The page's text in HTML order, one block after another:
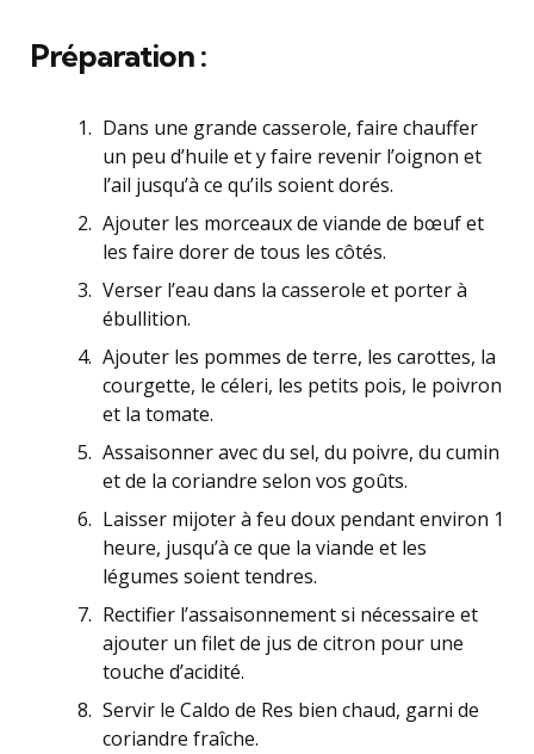
Préparation :
Dans une grande casserole, faire chauffer
un peu d’huile et y faire revenir l’oignon et
l’ail jusqu’à ce qu’ils soient dorés.
Ajouter les morceaux de viande de bœuf et
les faire dorer de tous les côtés.
Verser l’eau dans la casserole et porter à
ébullition.
Ajouter les pommes de terre, les carottes, la
courgette, le céleri, les petits pois, le poivron
et la tomate.
Assaisonner avec du sel, du poivre, du cumin
et de la coriandre selon vos goûts.
Laisser mijoter à feu doux pendant environ 1
heure, jusqu’à ce que la viande et les
légumes soient tendres.
Rectifier l’assaisonnement si nécessaire et
ajouter un filet de jus de citron pour une
touche d’acidité.
Servir le Caldo de Res bien chaud, garni de
coriandre fraîche.